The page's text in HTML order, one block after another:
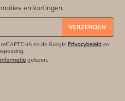
en kortingen.
VERZENDEN
en de Google Privacybeleid en
gelezen.